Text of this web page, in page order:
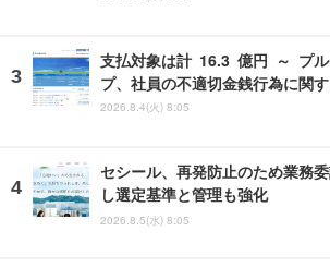
支払対象は計 16.3 億円 ～ プル
プ、社員の不適切金銭行為に関
2026.8.4(火) 8:05
セシール、再発防止のため業務
し選定基準と管理も強化
2026.8.5(水) 8:05